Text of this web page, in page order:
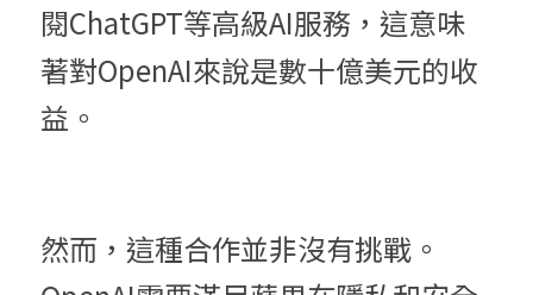
閱ChatGPT等高級AI服務，這意味
著對OpenAI來說是數十億美元的收
益。
然而，這種合作並非沒有挑戰。